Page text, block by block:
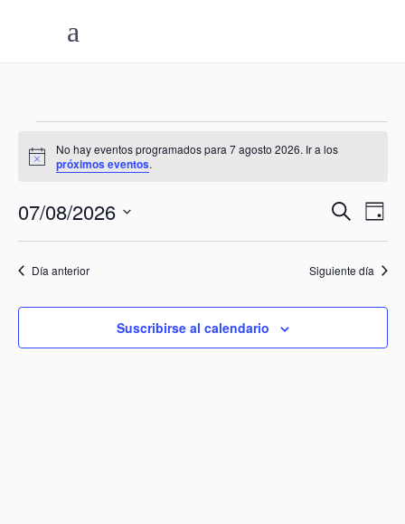
Eventos
en
7
agosto
2026
Aviso
No hay eventos programados para 7 agosto 2026. Ir a los
próximos eventos.
de
Buscar
de
de
Día
07/08/2026
Selecciona
la Día anterior Siguiente día
Suscribirse al calendario